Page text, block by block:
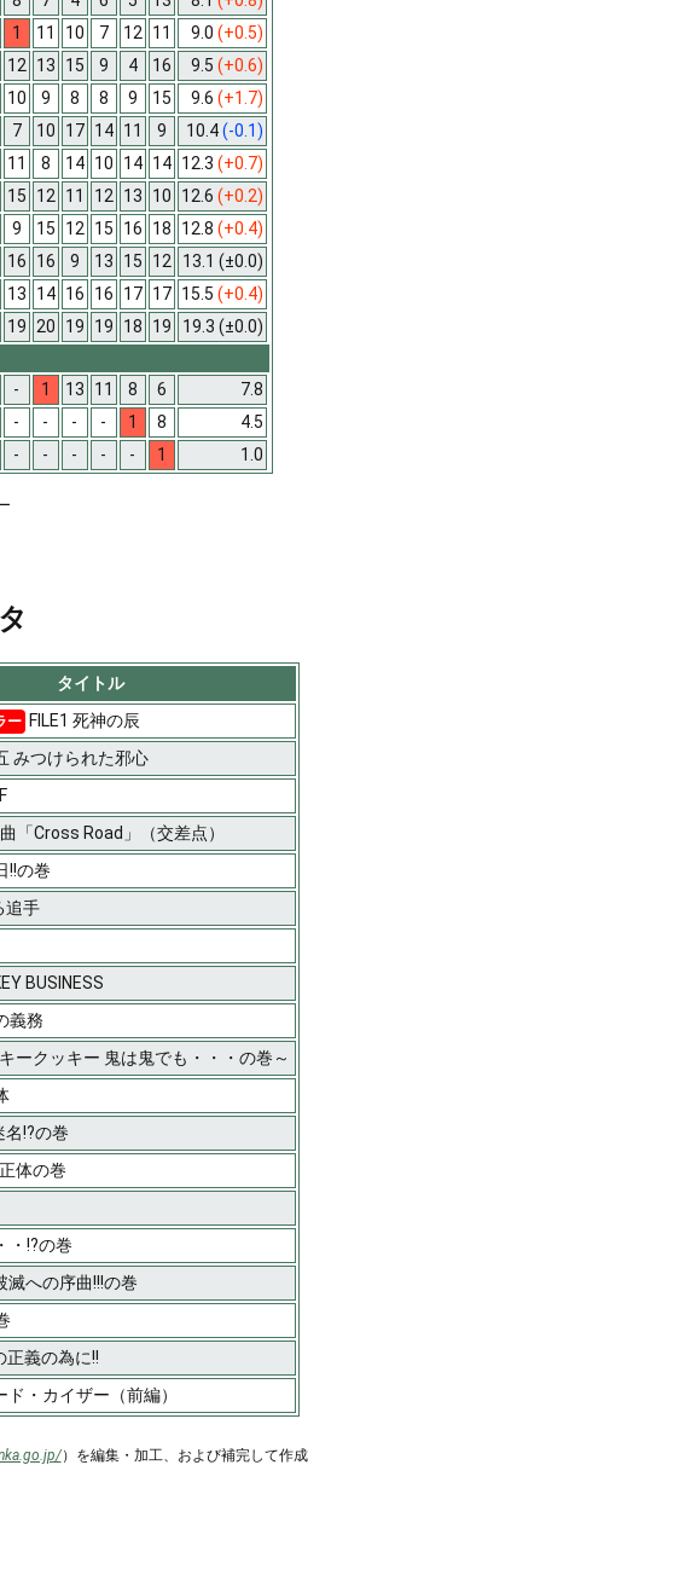
1 11 10 7 12 11 9.0 (+0.5)
12 13 15 9 4 16 9.5 (+0.6)
10 9 8 8 9 15 9.6 (+1.7)
7 10 17 14 11 9 10.4(-0.1)
11 8 14 10 14 14 12.3 (+0.7)
15 12 11 12 13 10 12.6 (+0.2)
9 15 12 15 16 18 12.8 (+0.4)
16 16 9 13 15 12 13.1 (±0.0)
13 14 16 16 17 17 15.5 (+0.4)
19 20 19 19 18 19 19.3 (±0.0)
- 1 13 11 8 6
7.8
- - - - 1 8
4.5
- - - - - 1 1.0
タイトル
ー
FILE1 死神の辰
みつけられた邪心
「Cross Road」（交差点）
!!の巻
追手
BUSINESS
義務
ークッキー 鬼は鬼でも・・・の巻～
名!?の巻
体の巻
・!?の巻
滅への序曲!!!の巻
正義の為に!!
・カイザー（前編）
）を編集・加工、および補完して作成